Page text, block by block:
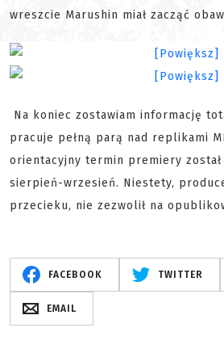
wreszcie Marushin miał zacząć
Na koniec zostawiam informację
pracuje pełną parą nad replikami
orientacyjny termin premiery
sierpień-wrzesień. Niestety,
przecieku, nie zezwolił na
FACEBOOK TWITTER
EMAIL